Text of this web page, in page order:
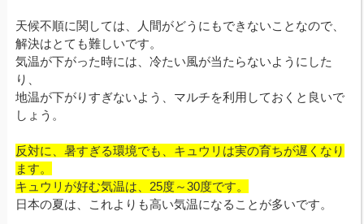
天候不順に関しては、人間がどうにもできないことなので、
解決はとても難しいです。
気温が下がった時には、冷たい風が当たらないようにした
り、
地温が下がりすぎないよう、マルチを利用しておくと良いで
しょう。
反対に、暑すぎる環境でも、キュウリは実の育ちが遅くなり
ます。
キュウリが好む気温は、25度～30度です。
日本の夏は、これよりも高い気温になることが多いです。